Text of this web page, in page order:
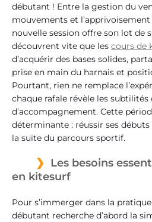
débutant ! Entre la gestion du
mouvements et
nouvelle session offre son lot de
découvrent vite que les cours de
d’acquérir des bases solides,
prise en main du harnais et
Pourtant, rien ne remplace
chaque rafale révèle les
d’accompagnement. Cette
déterminante : réussir ses
la suite du parcours sportif.
Les besoins
en kitesurf
Pour s’immerger dans la
débutant recherche d’abord la